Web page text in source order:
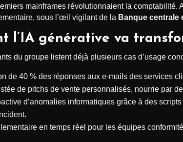
mainframes révolutionnaient la
sous l’œil vigilant de la Banque centrale
l’IA générative va
du groupe listent déjà plusieurs cas d’usage
de 40 % des réponses aux e-mails des services
de pitchs de vente personnalisés, nourrie par
d’anomalies informatiques grâce à des
en temps réel pour les équipes